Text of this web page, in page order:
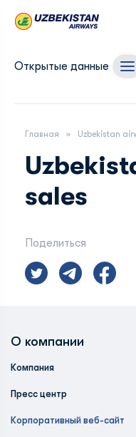
Открытые данные
Главная Uzbekistan
sales
Поделиться
О компании
Компания
Пресс центр
Корпоративный веб-сайт